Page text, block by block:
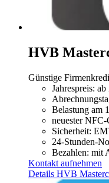
HVB
Günstige
Jahrespreis: ab
Belastung am
neuester
Sicherheit:
24-Stunden-
Bezahlen: mit
Kontakt aufnehmen
Details HVB